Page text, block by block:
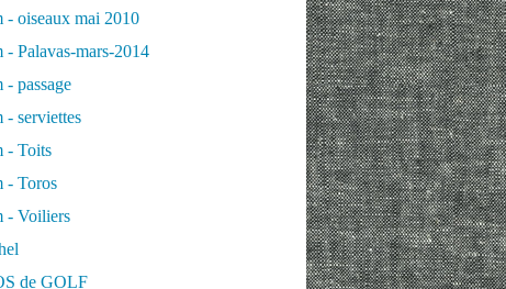
- oiseaux mai 2010
- Palavas-mars-2014
- passage
- serviettes
- Toits
- Toros
- Voiliers
de GOLF